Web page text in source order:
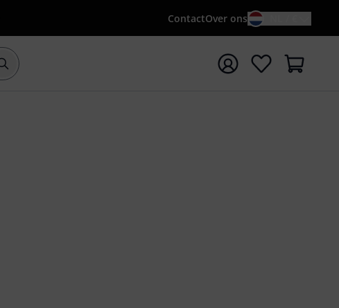
ContactOver ons
Zoek met zoekterm {searchTerm}